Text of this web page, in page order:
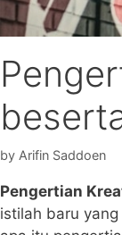
by Arifin Saddoen
Pengertian
istilah baru